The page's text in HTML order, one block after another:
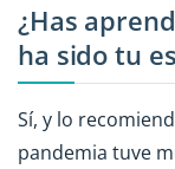
¿Has
ha sido tu
Sí, y lo
pandemia tuve